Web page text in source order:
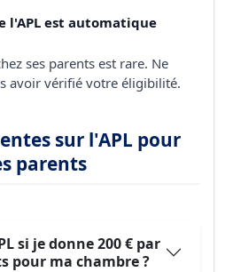
l'APL est automatique
ses parents est rare. Ne
avoir vérifié votre éligibilité.
sur l'APL pour
parents
si je donne 200 € par
pour ma chambre ?